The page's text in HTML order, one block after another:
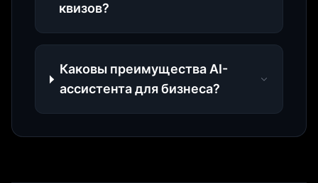
квизов?
Каковы преимущества AI-
ассистента для бизнеса?